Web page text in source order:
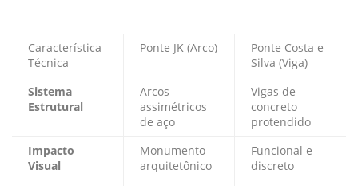
Característica
Técnica
Ponte JK (Arco)
Ponte Costa e
Silva (Viga)
Sistema
Estrutural
Arcos
assimétricos
de aço
Vigas de
concreto
protendido
Impacto
Visual
Monumento
arquitetônico
Funcional e
discreto